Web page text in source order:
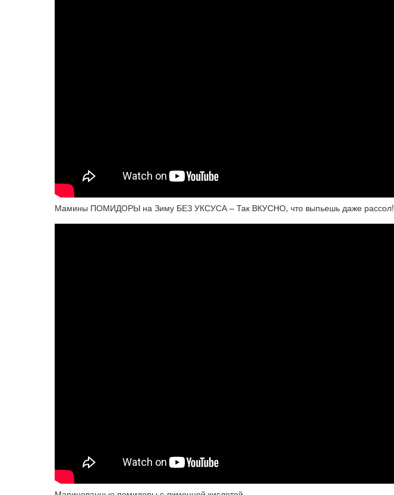
Мамины ПОМИДОРЫ на Зиму БЕЗ УКСУСА – Так ВКУСНО, что выпьешь даже рассол!